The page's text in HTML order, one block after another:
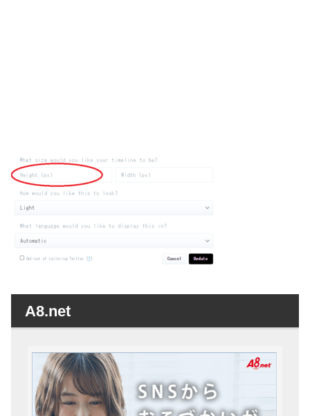
A8.net